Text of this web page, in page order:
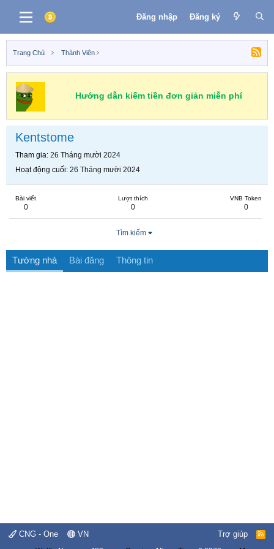
Đăng nhập Đăng ký
Trang Chủ Thành Viên
Hướng dẫn kiếm tiền đơn giản miễn phí
Kentstome
Tham gia 26 Tháng mười 2024
Hoạt động cuối 26 Tháng mười 2024
Bài viết
0
Lượt thích
0
VNB Token
0
Tìm kiếm
Tường nhà Bài đăng Thông tin
CNG - One VN Trợ giúp
R